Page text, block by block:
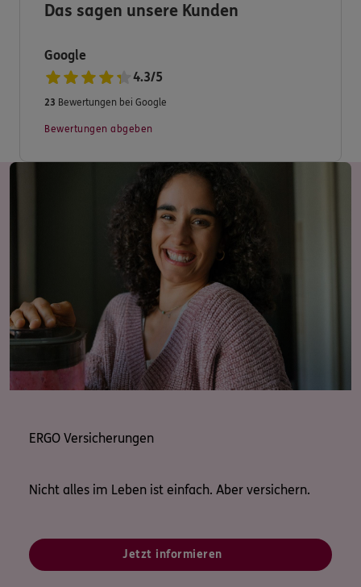
Haben Sie dennoch Fragen zu unserem Produkt- und
Ihre Bezirksdirektion Turgut Neyse
Das sagen unsere Kunden
Google
4.3/5
23 Bewertungen bei Google
Bewertungen abgeben
ERGO Versicherungen
Nicht alles im Leben ist einfach. Aber versichern.
Jetzt informieren